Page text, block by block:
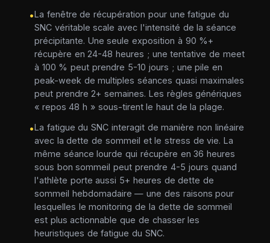
•La fenêtre de récupération pour une fatigue du
SNC véritable scale avec l'intensité de la séance
précipitante. Une seule exposition à 90 %+
récupère en 24-48 heures ; une tentative de meet
à 100 % peut prendre 5-10 jours ; une pile en
peak-week de multiples séances quasi maximales
peut prendre 2+ semaines. Les règles génériques
« repos 48 h » sous-tirent le haut de la plage.
•La fatigue du SNC interagit de manière non linéaire
avec la dette de sommeil et le stress de vie. La
même séance lourde qui récupère en 36 heures
sous bon sommeil peut prendre 4-5 jours quand
l'athlète porte aussi 5+ heures de dette de
sommeil hebdomadaire — une des raisons pour
lesquelles le monitoring de la dette de sommeil
est plus actionnable que de chasser les
heuristiques de fatigue du SNC.